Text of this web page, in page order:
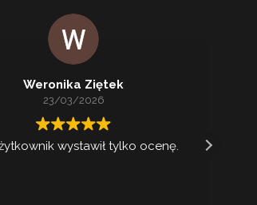
Weronika Ziętek
23/03/2026
wystawił tylko ocenę.